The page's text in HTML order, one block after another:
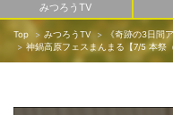
みつろうTV
Top みつろうTV
《奇跡の3日間
神鍋高原フェスまんまる【7/5 本祭